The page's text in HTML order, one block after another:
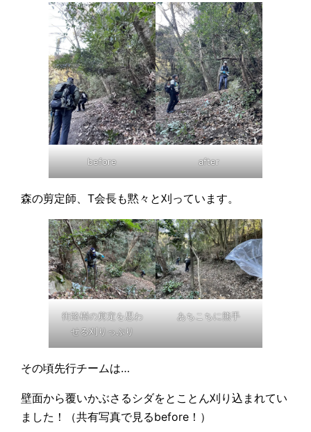
before after
森の剪定師、T会長も黙々と刈っています。
街路樹の剪定を思わ
せる刈りっぷり
あちこちに熊手
その頃先行チームは…
壁面から覆いかぶさるシダをとことん刈り込まれてい
ました！（共有写真で見るbefore！）